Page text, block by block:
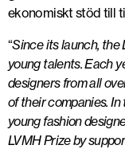
ekonomiskt stöd till
“Since its launch, the
young talents. Each
designers from all
of their companies.
young fashion
LVMH Prize by